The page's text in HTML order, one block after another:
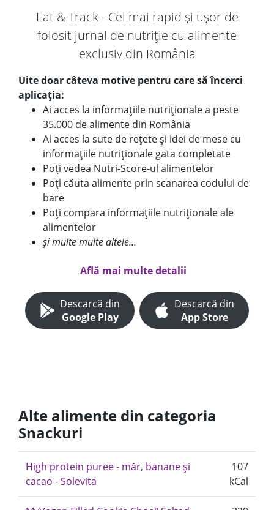
Eat & Track - Cel mai rapid și ușor de
folosit jurnal de nutriție cu alimente
exclusiv din România
Uite doar câteva motive pentru care să încerci
aplicația:
Ai acces la informațiile nutriționale a peste
35.000 de alimente din România
Ai acces la sute de rețete și idei de mese cu
informațiile nutriționale gata completate
Poți vedea Nutri-Score-ul alimentelor
Poți căuta alimente prin scanarea codului de
bare
Poți compara informațiile nutriționale ale
alimentelor
și multe multe altele...
Află mai multe detalii
Descarcă din
Google Play
Descarcă din
App Store
Alte alimente din categoria
Snackuri
High protein puree - măr, banane și
cacao - Solevita
107
kCal